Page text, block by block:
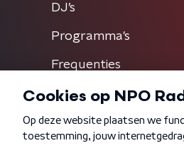
DJ’s
Programma's
Frequenties
Algemene voorwaarden